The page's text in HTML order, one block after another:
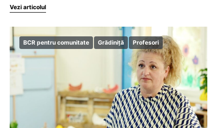
Vezi articolul
BCR pentru comunitate Grădiniță Profesori